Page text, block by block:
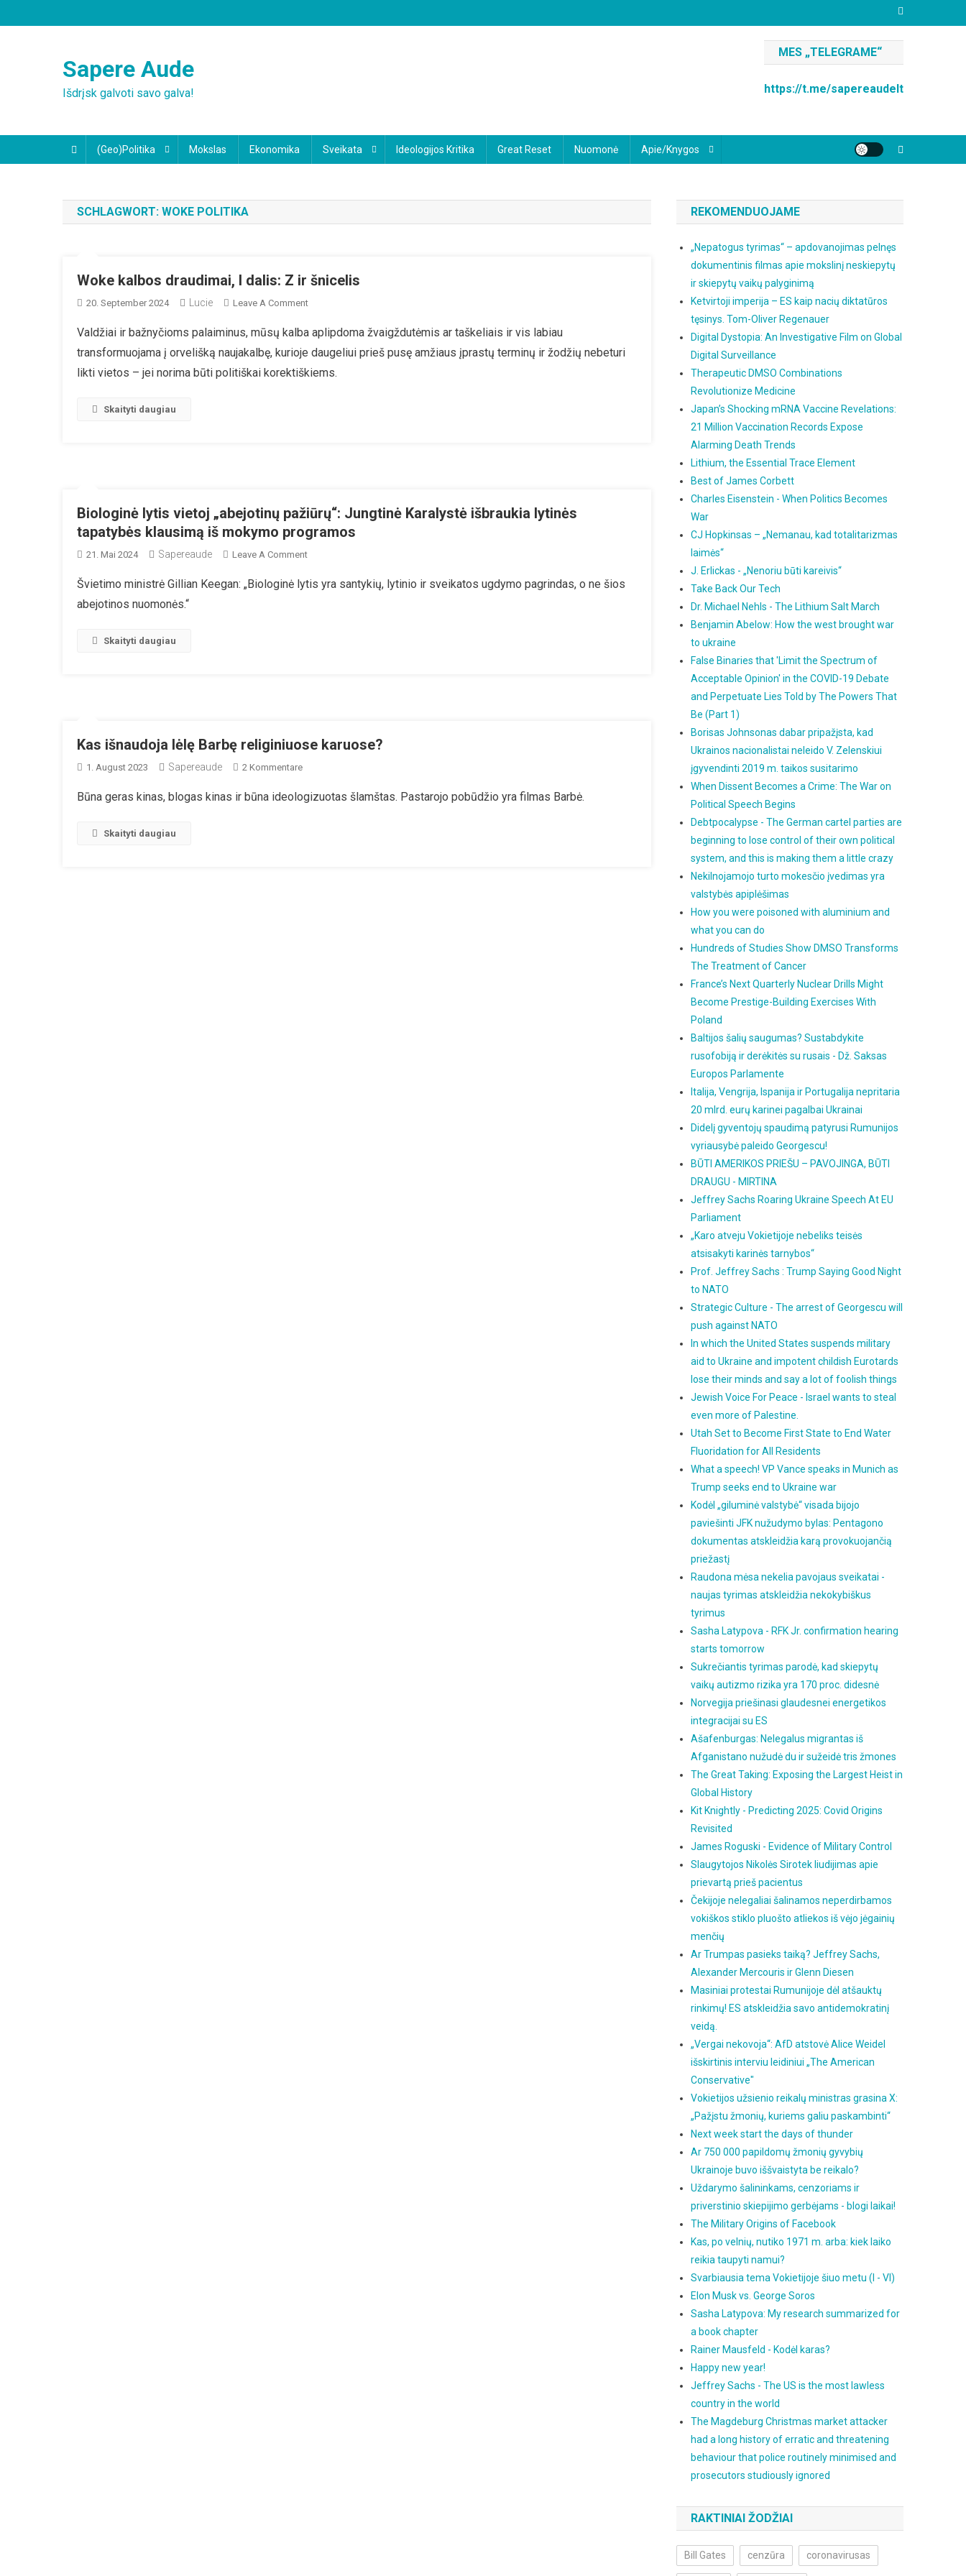
to
Sapere Aude
Išdrįsk galvoti savo galva!
MES „TELEGRAME“
https://t.me/sapereaudelt
(Geo)Politika Mokslas Ekonomika Sveikata Ideologijos Kritika Great Reset Nuomonė Apie/knygos
SCHLAGWORT: WOKE POLITIKA
Woke kalbos draudimai, I dalis: Z ir šnicelis
20. September 2024 Lucie Leave A CommentOn
Kalbos
Draudimai,
I
Valdžiai ir bažnyčioms palaiminus, mūsų kalba aplipdoma žvaigždutėmis ar taškeliais ir vis labiau
transformuojama į orvelišką naujakalbę, kurioje daugeliui prieš pusę amžiaus įprastų terminų ir žodžių nebeturi
likti vietos – jei norima būti politiškai korektiškiems.
Skaityti daugiau
Biologinė lytis vietoj „abejotinų pažiūrų“: Jungtinė Karalystė išbraukia lytinės
tapatybės klausimą iš mokymo programos
21. Mai 2024 Sapereaude Leave A CommentOn
Lytis
Iš
Švietimo ministrė Gillian Keegan: „Biologinė lytis yra santykių, lytinio ir sveikatos ugdymo pagrindas, o ne šios
abejotinos nuomonės.“
Skaityti daugiau
Kas išnaudoja lėlę Barbę religiniuose karuose?
1. August 2023 Sapereaude 2 KommentareZu
Išnaudoja
Būna geras kinas, blogas kinas ir būna ideologizuotas šlamštas. Pastarojo pobūdžio yra filmas Barbė.
Skaityti daugiau
REKOMENDUOJAME
„Nepatogus tyrimas“ – apdovanojimas pelnęs
dokumentinis filmas apie mokslinį neskiepytų
ir skiepytų vaikų palyginimą
Ketvirtoji imperija – ES kaip nacių diktatūros
tęsinys. Tom-Oliver Regenauer
Digital Dystopia: An Investigative Film on Global
Digital Surveillance
Therapeutic DMSO Combinations
Revolutionize Medicine
Japan’s Shocking mRNA Vaccine Revelations:
21 Million Vaccination Records Expose
Alarming Death Trends
Lithium, the Essential Trace Element
Best of James Corbett
Charles Eisenstein - When Politics Becomes
War
CJ Hopkinsas – „Nemanau, kad totalitarizmas
laimės“
J. Erlickas - „Nenoriu būti kareivis“
Take Back Our Tech
Dr. Michael Nehls - The Lithium Salt March
Benjamin Abelow: How the west brought war
to ukraine
False Binaries that 'Limit the Spectrum of
Acceptable Opinion' in the COVID-19 Debate
and Perpetuate Lies Told by The Powers That
Be (Part 1)
Borisas Johnsonas dabar pripažįsta, kad
Ukrainos nacionalistai neleido V. Zelenskiui
įgyvendinti 2019 m. taikos susitarimo
When Dissent Becomes a Crime: The War on
Political Speech Begins
Debtpocalypse - The German cartel parties are
beginning to lose control of their own political
system, and this is making them a little crazy
Nekilnojamojo turto mokesčio įvedimas yra
valstybės apiplėšimas
How you were poisoned with aluminium and
what you can do
Hundreds of Studies Show DMSO Transforms
The Treatment of Cancer
France’s Next Quarterly Nuclear Drills Might
Become Prestige-Building Exercises With
Poland
Baltijos šalių saugumas? Sustabdykite
rusofobiją ir derėkitės su rusais - Dž. Saksas
Europos Parlamente
Italija, Vengrija, Ispanija ir Portugalija nepritaria
20 mlrd. eurų karinei pagalbai Ukrainai
Didelį gyventojų spaudimą patyrusi Rumunijos
vyriausybė paleido Georgescu!
BŪTI AMERIKOS PRIEŠU – PAVOJINGA, BŪTI
DRAUGU - MIRTINA
Jeffrey Sachs Roaring Ukraine Speech At EU
Parliament
„Karo atveju Vokietijoje nebeliks teisės
atsisakyti karinės tarnybos“
Prof. Jeffrey Sachs : Trump Saying Good Night
to NATO
Strategic Culture - The arrest of Georgescu will
push against NATO
In which the United States suspends military
aid to Ukraine and impotent childish Eurotards
lose their minds and say a lot of foolish things
Jewish Voice For Peace - Israel wants to steal
even more of Palestine.
Utah Set to Become First State to End Water
Fluoridation for All Residents
What a speech! VP Vance speaks in Munich as
Trump seeks end to Ukraine war
Kodėl „giluminė valstybė“ visada bijojo
paviešinti JFK nužudymo bylas: Pentagono
dokumentas atskleidžia karą provokuojančią
priežastį
Raudona mėsa nekelia pavojaus sveikatai -
naujas tyrimas atskleidžia nekokybiškus
tyrimus
Sasha Latypova - RFK Jr. confirmation hearing
starts tomorrow
Sukrečiantis tyrimas parodė, kad skiepytų
vaikų autizmo rizika yra 170 proc. didesnė
Norvegija priešinasi glaudesnei energetikos
integracijai su ES
Ašafenburgas: Nelegalus migrantas iš
Afganistano nužudė du ir sužeidė tris žmones
The Great Taking: Exposing the Largest Heist in
Global History
Kit Knightly - Predicting 2025: Covid Origins
Revisited
James Roguski - Evidence of Military Control
Slaugytojos Nikolės Sirotek liudijimas apie
prievartą prieš pacientus
Čekijoje nelegaliai šalinamos neperdirbamos
vokiškos stiklo pluošto atliekos iš vėjo jėgainių
menčių
Ar Trumpas pasieks taiką? Jeffrey Sachs,
Alexander Mercouris ir Glenn Diesen
Masiniai protestai Rumunijoje dėl atšauktų
rinkimų! ES atskleidžia savo antidemokratinį
veidą.
„Vergai nekovoja“: AfD atstovė Alice Weidel
išskirtinis interviu leidiniui „The American
Conservative"
Vokietijos užsienio reikalų ministras grasina X:
„Pažįstu žmonių, kuriems galiu paskambinti“
Next week start the days of thunder
Ar 750 000 papildomų žmonių gyvybių
Ukrainoje buvo iššvaistyta be reikalo?
Uždarymo šalininkams, cenzoriams ir
priverstinio skiepijimo gerbėjams - blogi laikai!
The Military Origins of Facebook
Kas, po velnių, nutiko 1971 m. arba: kiek laiko
reikia taupyti namui?
Svarbiausia tema Vokietijoje šiuo metu (I - VI)
Elon Musk vs. George Soros
Sasha Latypova: My research summarized for
a book chapter
Rainer Mausfeld - Kodėl karas?
Happy new year!
Jeffrey Sachs - The US is the most lawless
country in the world
The Magdeburg Christmas market attacker
had a long history of erratic and threatening
behaviour that police routinely minimised and
prosecutors studiously ignored
RAKTINIAI ŽODŽIAI
Bill Gates cenzūra coronavirusas